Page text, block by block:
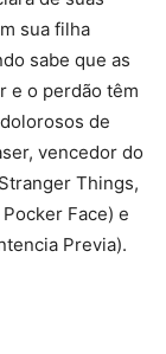
sua filha
sabe que as
e o perdão têm
de
vencedor do
Things,
Face) e
Previa).